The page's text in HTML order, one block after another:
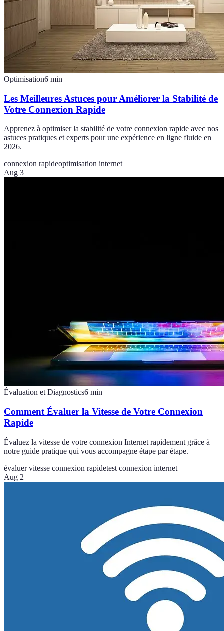
Optimisation6 min
Les Meilleures Astuces pour Améliorer la Stabilité de
Votre Connexion Rapide
Apprenez à optimiser la stabilité de votre connexion rapide avec nos
astuces pratiques et experts pour une expérience en ligne fluide en
2026.
connexion rapideoptimisation internet
Aug 3
Évaluation et Diagnostics6 min
Comment Évaluer la Vitesse de Votre Connexion
Rapide
Évaluez la vitesse de votre connexion Internet rapidement grâce à
notre guide pratique qui vous accompagne étape par étape.
évaluer vitesse connexion rapidetest connexion internet
Aug 2